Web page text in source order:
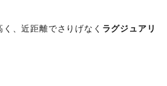
く、近距離でさりげなく ラグジュアリ